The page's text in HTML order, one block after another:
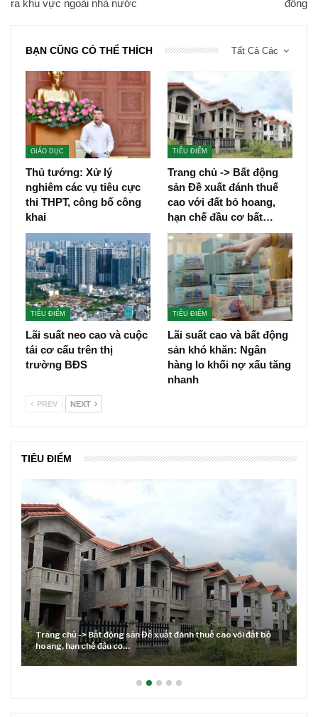
ra khu vực ngoài nhà nước đồng
Tất Cả Các
BẠN CŨNG CÓ THỂ THÍCH
GIÁO DỤC
Thủ tướng: Xử lý
nghiêm các vụ tiêu cực
thi THPT, công bố công
khai
TIÊU ĐIỂM
Trang chủ -> Bất động
sản Đề xuất đánh thuế
cao với đất bỏ hoang,
hạn chế đầu cơ bất…
TIÊU ĐIỂM
Lãi suất neo cao và cuộc
tái cơ cấu trên thị
trường BĐS
TIÊU ĐIỂM
Lãi suất cao và bất động
sản khó khăn: Ngân
hàng lo khối nợ xấu tăng
nhanh
PREV NEXT
TIÊU ĐIỂM
đất bỏ
Lãi suất neo cao và cuộc tái cơ cấu trên thị trường BĐS